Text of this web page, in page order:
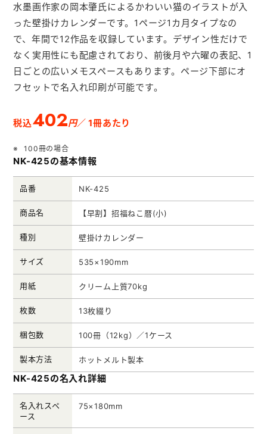
キャンディー本舗
ボックスティッシュ本舗
メモ帳本舗
クリアファイル本舗
うちわ本舗
ノベルティグッズ本舗
水墨画作家の岡本肇氏によるかわいい猫のイラストが入
った壁掛けカレンダーです。1ページ1カ月タイプなの
で、年間で12作品を収録しています。デザイン性だけで
なく実用性にも配慮されており、前後月や六曜の表記、1
日ごとの広いメモスペースもあります。ページ下部にオ
フセットで名入れ印刷が可能です。
税込402円／ 1冊あたり
100冊の場合
NK-425の基本情報
品番 NK-425
商品名 【早割】招福ねこ暦(小)
種別 壁掛けカレンダー
サイズ 535×190mm
用紙 クリーム上質70kg
枚数 13枚綴り
梱包数 100冊（12kg）／1ケース
製本方法 ホットメルト製本
NK-425の名入れ詳細
名入れスペ
ース
75×180mm